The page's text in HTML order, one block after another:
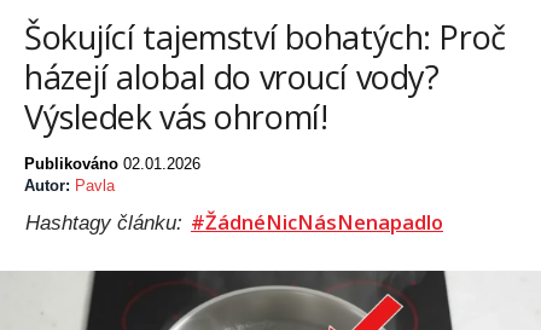
Šokující tajemství bohatých: Proč
házejí alobal do vroucí vody?
Výsledek vás ohromí!
Publikováno 02.01.2026
Autor: Pavla
Hashtagy článku: #ŽádnéNicNásNenapadlo